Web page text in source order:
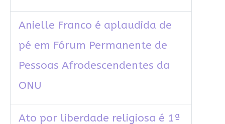
Anielle Franco é aplaudida de
pé em Fórum Permanente de
Pessoas Afrodescendentes da
ONU
Ato por liberdade religiosa é 1ª